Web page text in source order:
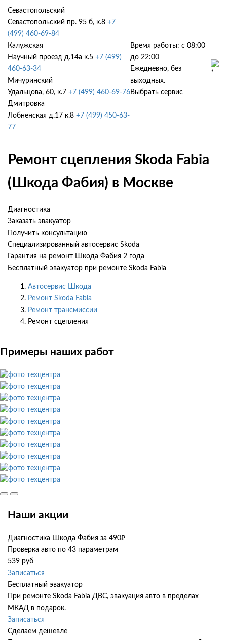
Севастопольский
Севастопольский пр. 95 б, к.8 +7
(499) 460-69-84
Калужская
Научный проезд д.14а к.5 +7 (499)
460-63-34
Мичуринский
Удальцова, 60, к.7 +7 (499) 460-69-76
Дмитровка
Лобненская д.17 к.8 +7 (499) 450-63-
77
Время работы: с 08:00
до 22:00
Ежедневно, без
выходных.
Выбрать сервис
Ремонт сцепления Skoda Fabia
(Шкода Фабия) в Москве
Диагностика
Заказать эвакуатор
Получить консультацию
Специализированный автосервис Skoda
Гарантия на ремонт Шкода Фабия 2 года
Бесплатный эвакуатор при ремонте Skoda Fabia
Автосервис Шкода
Ремонт Skoda Fabia
Ремонт трансмиссии
Ремонт сцепления
Примеры наших работ
Наши акции
Диагностика Шкода Фабия за 490₽
Проверка авто по 43 параметрам
539 руб
Записаться
Бесплатный эвакуатор
При ремонте Skoda Fabia ДВС, эвакуация авто в пределах
МКАД в подарок.
Записаться
Сделаем дешевле